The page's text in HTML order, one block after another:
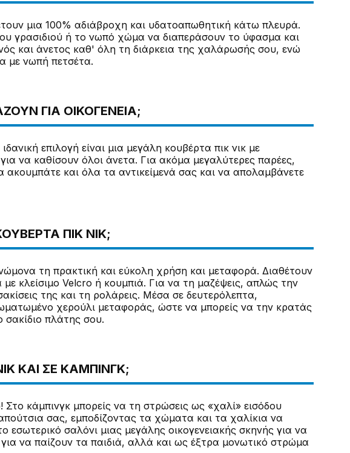
μια 100% αδιάβροχη και υδατοαπωθητική κάτω πλευρά.
γρασιδιού ή το νωπό χώμα να διαπεράσουν το ύφασμα και
και άνετος καθ' όλη τη διάρκεια της χαλάρωσής σου, ενώ
με νωπή πετσέτα.
ΓΙΑ ΟΙΚΟΓΈΝΕΙΑ;
επιλογή είναι μια μεγάλη κουβέρτα πικ νικ με
να καθίσουν όλοι άνετα. Για ακόμα μεγαλύτερες παρέες,
ακουμπάτε και όλα τα αντικείμενά σας και να απολαμβάνετε
ΠΙΚ ΝΙΚ;
τη πρακτική και εύκολη χρήση και μεταφορά. Διαθέτουν
κλείσιμο Velcro ή κουμπιά. Για να τη μαζέψεις, απλώς την
της και τη ρολάρεις. Μέσα σε δευτερόλεπτα,
χερούλι μεταφοράς, ώστε να μπορείς να την κρατάς
σακίδιο πλάτης σου.
ΚΑΙ ΣΕ ΚΆΜΠΙΝΓΚ;
Στο κάμπινγκ μπορείς να τη στρώσεις ως «χαλί» εισόδου
σας, εμποδίζοντας τα χώματα και τα χαλίκια να
σαλόνι μιας μεγάλης οικογενειακής σκηνής για να
να παίζουν τα παιδιά, αλλά και ως έξτρα μονωτικό στρώμα